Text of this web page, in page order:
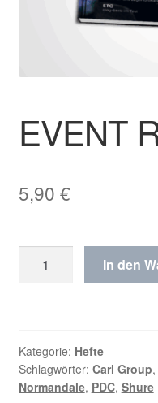
EVENT
5,90 €
Rookie
In den
Kategorie: Hefte
Schlagwörter: Carl Group,
Normandale, PDC, Shure